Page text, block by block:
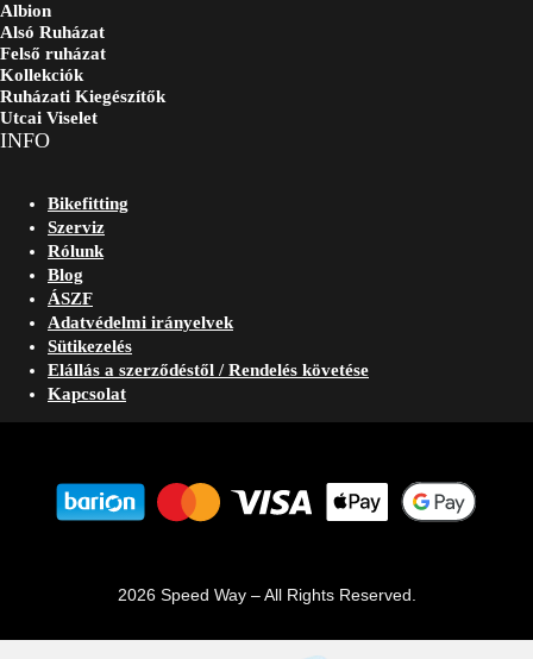
Albion
Alsó Ruházat
Felső ruházat
Kollekciók
Ruházati Kiegészítők
Utcai Viselet
INFO
Bikefitting
Szerviz
Rólunk
Blog
ÁSZF
Adatvédelmi irányelvek
Sütikezelés
Elállás a szerződéstől / Rendelés követése
Kapcsolat
2026 Speed Way – All Rights Reserved.